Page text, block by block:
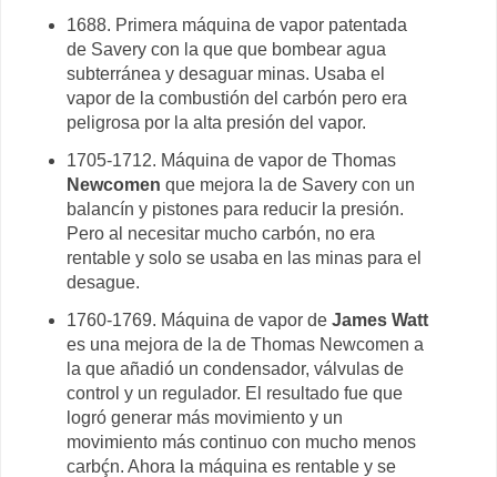
1688. Primera máquina de vapor patentada
de Savery con la que que bombear agua
subterránea y desaguar minas. Usaba el
vapor de la combustión del carbón pero era
peligrosa por la alta presión del vapor.
1705-1712. Máquina de vapor de Thomas
Newcomen que mejora la de Savery con un
balancín y pistones para reducir la presión.
Pero al necesitar mucho carbón, no era
rentable y solo se usaba en las minas para el
desague.
1760-1769. Máquina de vapor deJames Watt
es una mejora de la de Thomas Newcomen a
la que añadió un condensador, válvulas de
control y un regulador. El resultado fue que
logró generar más movimiento y un
movimiento más continuo con mucho menos
carbḉn. Ahora la máquina es rentable y se